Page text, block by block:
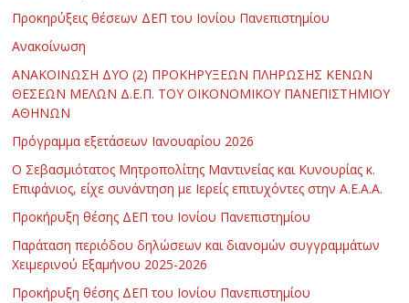
Προκηρύξεις θέσεων ΔΕΠ του Ιονίου Πανεπιστημίου
Ανακοίνωση
ΑΝΑΚΟΙΝΩΣΗ ΔΥΟ (2) ΠΡΟΚΗΡΥΞΕΩΝ ΠΛΗΡΩΣΗΣ ΚΕΝΩΝ
ΘΕΣΕΩΝ ΜΕΛΩΝ Δ.Ε.Π. ΤΟΥ ΟΙΚΟΝΟΜΙΚΟΥ ΠΑΝΕΠΙΣΤΗΜΙΟΥ
ΑΘΗΝΩΝ
Πρόγραμμα εξετάσεων Ιανουαρίου 2026
Ο Σεβασμιότατος Μητροπολίτης Μαντινείας και Κυνουρίας κ.
Επιφάνιος, είχε συνάντηση με Ιερείς επιτυχόντες στην Α.Ε.Α.Α.
Προκήρυξη θέσης ΔΕΠ του Ιονίου Πανεπιστημίου
Παράταση περιόδου δηλώσεων και διανομών συγγραμμάτων
Χειμερινού Εξαμήνου 2025-2026
Προκήρυξη θέσης ΔΕΠ του Ιονίου Πανεπιστημίου